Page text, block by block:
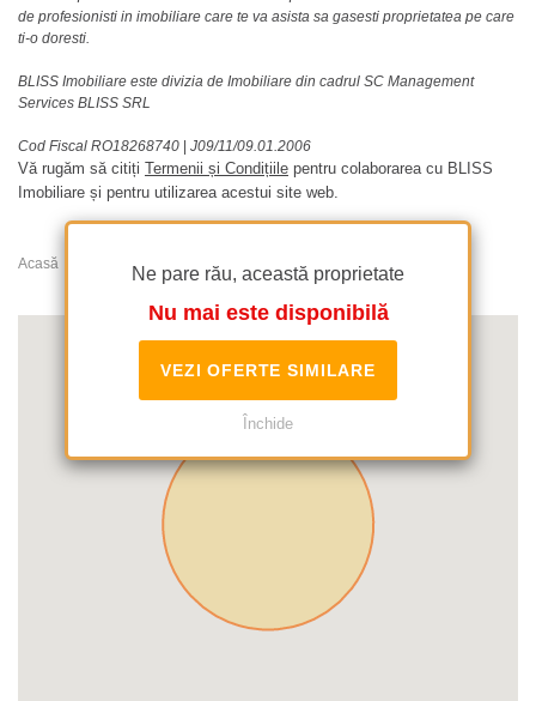
Ne pare rău, această proprietate
Nu mai este disponibilă
VEZI OFERTE SIMILARE
Închide
de profesionisti in imobiliare care te va asista sa gasesti proprietatea pe care
ti-o doresti.
BLISS Imobiliare este divizia de Imobiliare din cadrul SC Management
Services BLISS SRL
Cod Fiscal RO18268740 | J09/11/09.01.2006
Vă rugăm să citiți Termenii și Condițiile pentru colaborarea cu BLISS
Imobiliare și pentru utilizarea acestui site web.
Acasă Apartamente de inchiriat Nordului